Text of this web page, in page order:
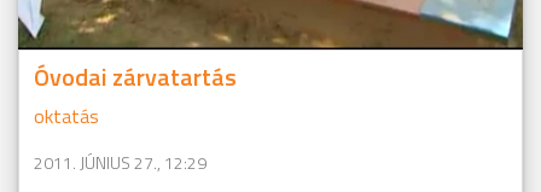
Óvodai zárvatartás
oktatás
2011. JÚNIUS 27., 12:29